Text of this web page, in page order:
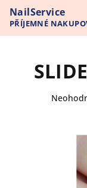
obsah
NailService
PŘÍJEMNÉ
POHODLÍ VAŠEHO